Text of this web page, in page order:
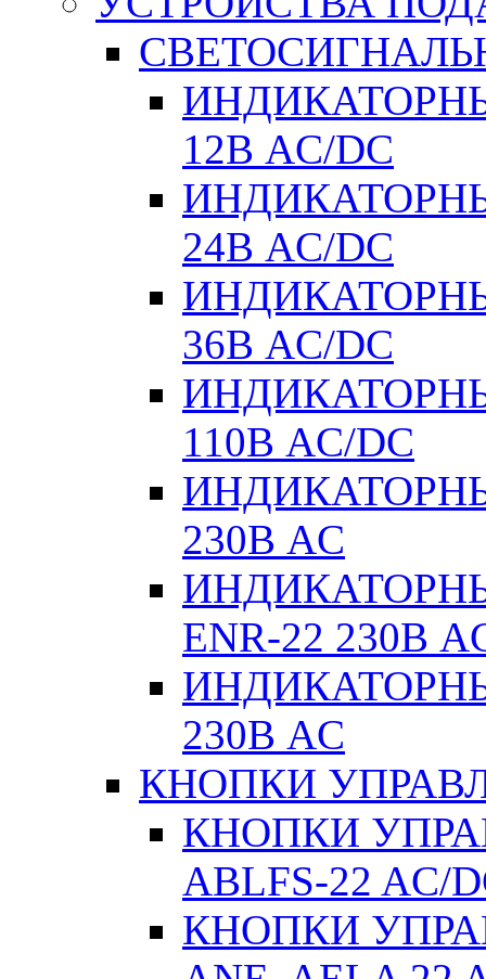
12В AC/DC
24В AC/DC
36В AC/DC
110В AC/DC
230В AC
ENR-22 230В
230В AC
КНОПКИ
КНОПКИ
ABLFS-22 AC/
КНОПКИ